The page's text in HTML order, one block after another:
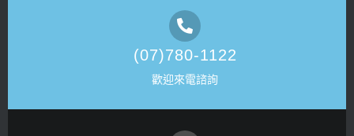
(07)780-1122
歡迎來電諮詢